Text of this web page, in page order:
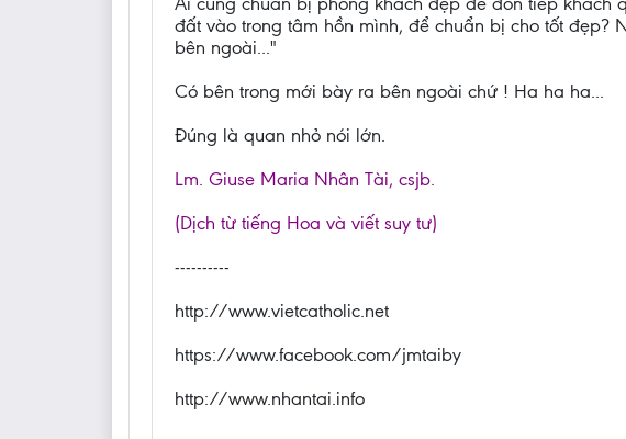
đất vào trong tâm hồn mình, để chuẩn bị cho tốt
bên ngoài..."
Có bên trong mới bày ra bên ngoài chứ ! Ha ha ha...
Đúng là quan nhỏ nói lớn.
Lm. Giuse Maria Nhân Tài, csjb.
(Dịch từ tiếng Hoa và viết suy tư)
----------
http://www.vietcatholic.net
https://www.facebook.com/jmtaiby
http://www.nhantai.info